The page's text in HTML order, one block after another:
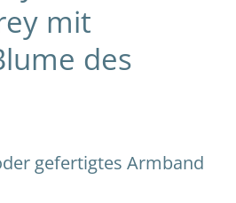
mit
des
gefertigtes Armband